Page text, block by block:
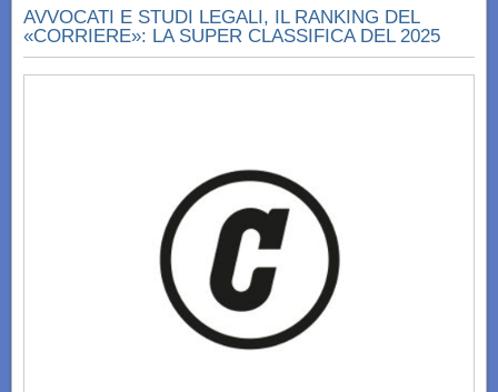
AVVOCATI E STUDI LEGALI, IL RANKING DEL
«CORRIERE»: LA SUPER CLASSIFICA DEL 2025